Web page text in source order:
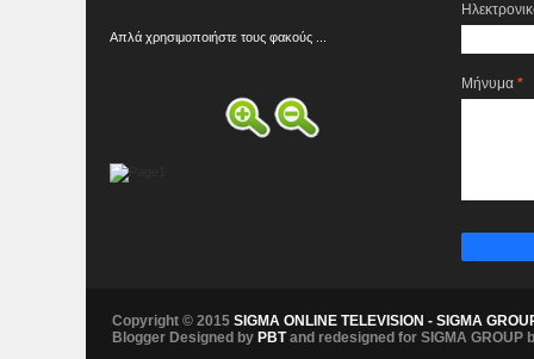
Απλά χρησιμοποιήστε τους φακούς ...
Μήνυμα *
Copyright © 2015 SIGMA ONLINE TELEVISION - SIGMA
Blogger Designed by PBTand redesigned for SIGMA GROUP